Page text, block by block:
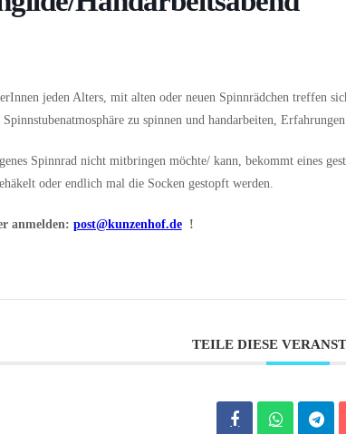
jeden Alters, mit alten oder neuen Spinnrädchen treffen
Spinnstubenatmosphäre zu spinnen und handarbeiten,
Spinnrad nicht mitbringen möchte/ kann, bekommt
oder endlich mal die Socken gestopft werden.
anmelden: post@kunzenhof.de !
TEILE DIESE